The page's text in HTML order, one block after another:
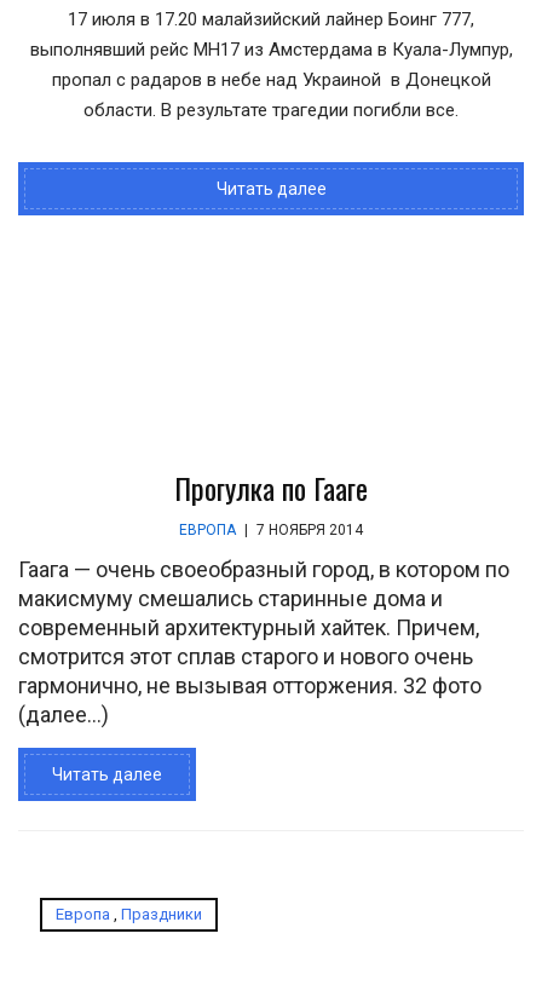
17 июля в 17.20 малайзийский лайнер Боинг 777,
выполнявший рейс MH17 из Амстердама в Куала-Лумпур,
пропал с радаров в небе над Украиной в Донецкой
области. В результате трагедии погибли все.
Читать далее
Прогулка по Гааге
ЕВРОПА | 7 НОЯБРЯ 2014
Гаага — очень своеобразный город, в котором по
макисмуму смешались старинные дома и
современный архитектурный хайтек. Причем,
смотрится этот сплав старого и нового очень
гармонично, не вызывая отторжения. 32 фото
(далее…)
Читать далее
Европа Праздники